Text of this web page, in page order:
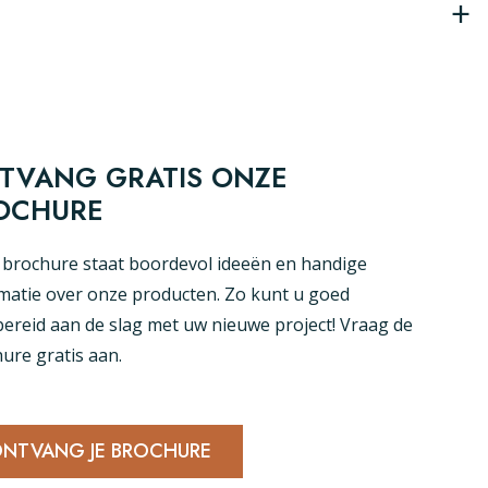
GRATIS ONZE
staat boordevol ideeën en handige
over onze producten. Zo kunt u goed
aan de slag met uw nieuwe project! Vraag de
gratis aan.
JE BROCHURE